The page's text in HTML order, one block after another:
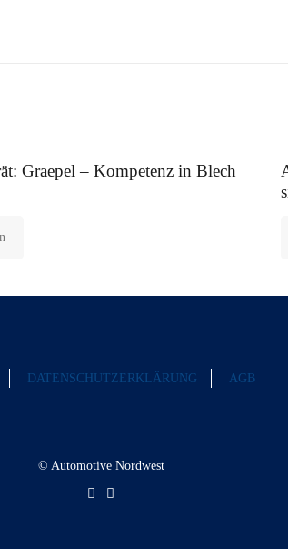
Graepel – Kompetenz in Blech
DATENSCHUTZERKLÄRUNG AGB
© Automotive Nordwest